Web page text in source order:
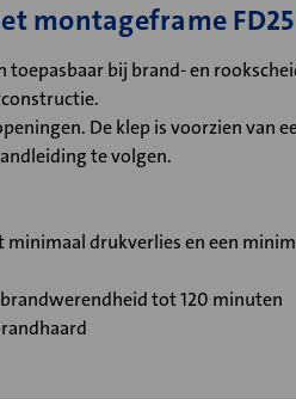
montageframe
bij brand- en
De klep is voorzien
te volgen.
drukverlies en een
tot 120 minuten